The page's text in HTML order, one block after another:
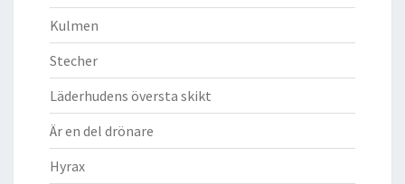
Kulmen
Stecher
Läderhudens översta skikt
Är en del drönare
Hyrax